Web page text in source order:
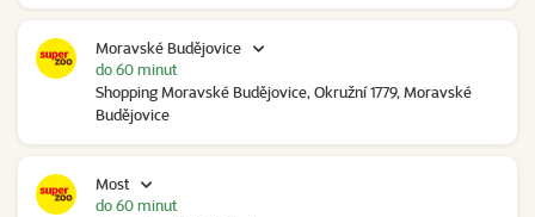
Moravské Budějovice
Shopping Moravské Budějovice, Okružní 1779, Moravské
Budějovice
do 60 minut
Most
do 60 minut